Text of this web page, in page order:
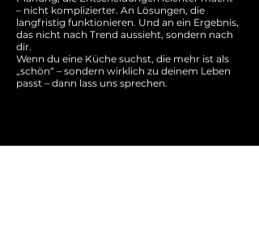
– nicht komplizierter. An Lösungen, die
langfristig funktionieren. Und an ein Ergebnis,
das nicht nach Trend aussieht, sondern nach
dir.
Wenn du eine Küche suchst, die mehr ist als
„schön“ – sondern wirklich zu deinem Leben
passt – dann lass uns sprechen.